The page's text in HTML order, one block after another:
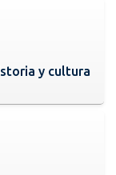
y cultura